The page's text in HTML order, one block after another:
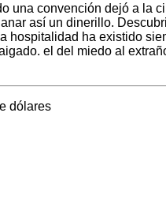
una convención dejó a la
así un dinerillo.
hospitalidad ha existido
el del miedo al
dólares